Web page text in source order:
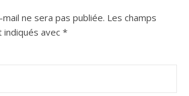
ne sera pas publiée. Les champs
avec *